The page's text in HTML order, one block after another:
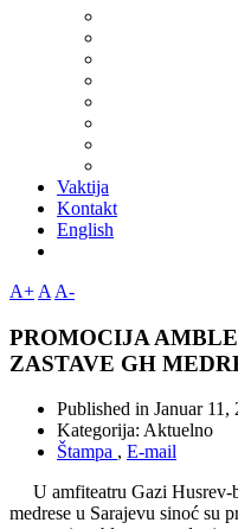
Vaktija
Kontakt
English
A+ A A-
PROMOCIJA
ZASTAVE GH
Published in Januar 11,
Kategorija: Aktuelno
Štampa , E-mail
U amfiteatru Gazi Husrev-
medrese u Sarajevu si­noć su